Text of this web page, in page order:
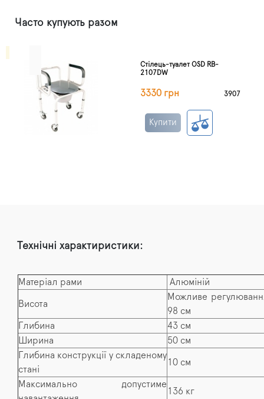
Часто купують разом
Стілець-туалет OSD RB-
2107DW
3330 грн 3907
Купити
Технічні характиристики:
Матеріал рами Алюміній
Висота
Можливе
98 см
Глибина
43 см
Ширина
50 см
Глибина конструкції у складеному
стані
10 см
Максимально допустиме
136 кг